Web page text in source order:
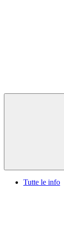
Tutte le info